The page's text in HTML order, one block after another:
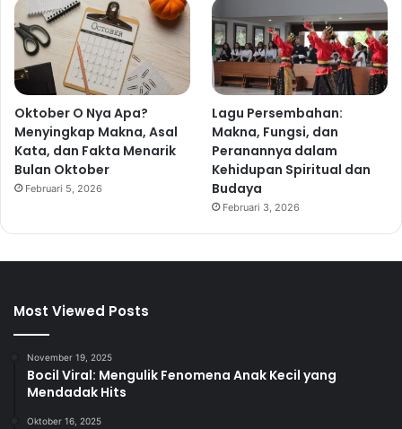
Oktober O Nya Apa?
Menyingkap Makna, Asal
Kata, dan Fakta Menarik
Bulan Oktober
Februari 5, 2026
Lagu Persembahan:
Makna, Fungsi, dan
Peranannya dalam
Kehidupan Spiritual dan
Budaya
Februari 3, 2026
Most Viewed Posts
November 19, 2025
Bocil Viral: Mengulik Fenomena Anak Kecil yang
Mendadak Hits
Oktober 16, 2025